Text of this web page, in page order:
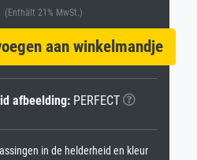
(Enthält 21% MwSt.)
aan winkelmandje
afbeelding:PERFECT
in de helderheid en kleur